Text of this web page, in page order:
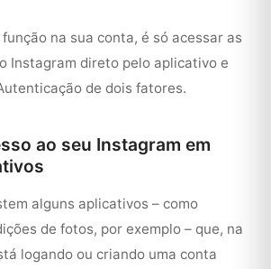
na sua conta, é só acessar as
Instagram direto pelo aplicativo e
de dois fatores.
ao seu Instagram em
alguns aplicativos – como
de fotos, por exemplo – que, na
logando ou criando uma conta